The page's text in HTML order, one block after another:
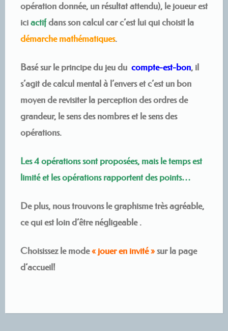
opération donnée, un résultat attendu), le joueur est
iciactifdans son calcul car c’est lui qui choisit la
démarche mathématiques.
Basé sur le principe du jeu du compte-est-bon, il
s’agit de calcul mental à l’envers et c’est un bon
moyen de revisiter la perception des ordres de
grandeur, le sens des nombres et le sens des
opérations.
Les 4 opérations sont proposées, mais le temps est
limité et les opérations rapportent des points…
De plus, nous trouvons le graphisme très agréable,
ce qui est loin d’être négligeable .
Choisissez le mode« jouer en invité »sur la page
d’accueil!